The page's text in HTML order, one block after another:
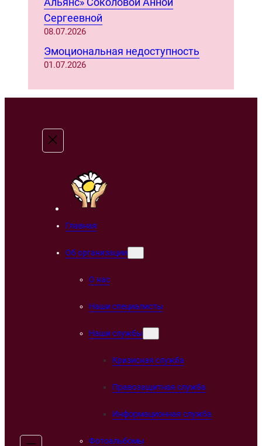
Сергеевной
08.07.2026
Эмоциональная недоступность
01.07.2026
Главная
Об организации
О нас
Наши специалисты
Наши службы
Кризисная служба
Правозащитная служба
Информационная служба
Фотоальбомы